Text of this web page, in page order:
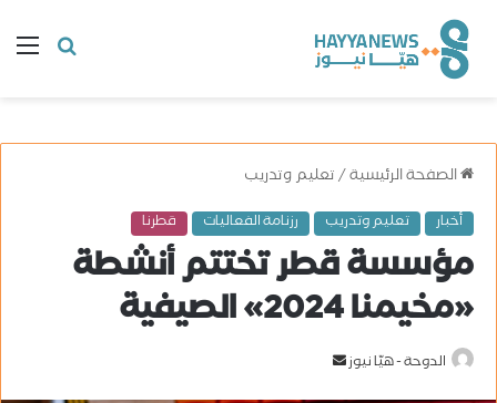
البحث
الصفحة الرئيسية/تعليم وتدريب
أخبار تعليم وتدريب رزنامة الفعاليات قطرنا
مؤسسة قطر تختتم أنشطة
«مخيمنا 2024» الصيفية
الدوحة - هيّا نيوز